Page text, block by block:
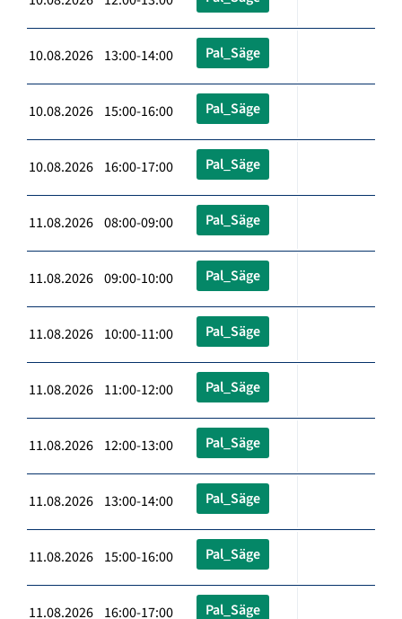
10.08.2026 13:00-14:00 Pal_Säge
10.08.2026 15:00-16:00 Pal_Säge
10.08.2026 16:00-17:00 Pal_Säge
11.08.2026 08:00-09:00 Pal_Säge
11.08.2026 09:00-10:00 Pal_Säge
11.08.2026 10:00-11:00 Pal_Säge
11.08.2026 11:00-12:00 Pal_Säge
11.08.2026 12:00-13:00 Pal_Säge
11.08.2026 13:00-14:00 Pal_Säge
11.08.2026 15:00-16:00 Pal_Säge
11.08.2026 16:00-17:00 Pal_Säge